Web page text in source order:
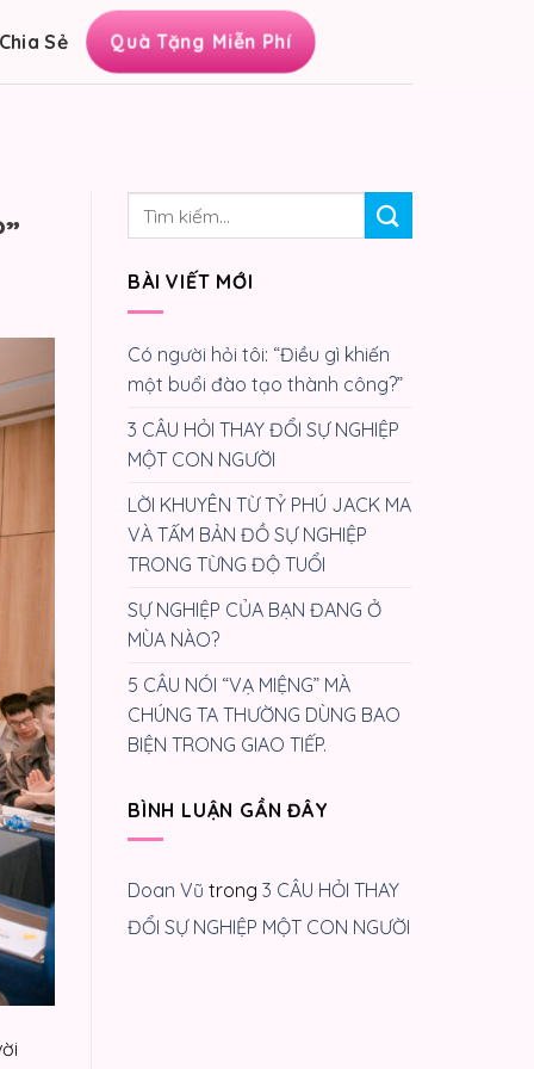
Sẻ Quà Tặng Miễn Phí
BÀI VIẾT MỚI
Có người hỏi tôi: “Điều gì khiến
một buổi đào tạo thành công?”
3 CÂU HỎI THAY ĐỔI SỰ NGHIỆP
MỘT CON NGƯỜI
LỜI KHUYÊN TỪ TỶ PHÚ JACK MA
VÀ TẤM BẢN ĐỒ SỰ NGHIỆP
TRONG TỪNG ĐỘ TUỔI
SỰ NGHIỆP CỦA BẠN ĐANG Ở
MÙA NÀO?
5 CÂU NÓI “VẠ MIỆNG” MÀ
CHÚNG TA THƯỜNG DÙNG BAO
BIỆN TRONG GIAO TIẾP.
BÌNH LUẬN GẦN ĐÂY
Doan Vũ trong 3 CÂU HỎI THAY
ĐỔI SỰ NGHIỆP MỘT CON NGƯỜI